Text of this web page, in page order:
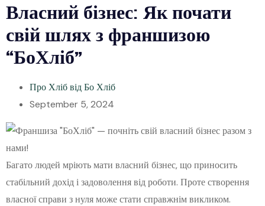
Власний бізнес: Як почати
свій шлях з франшизою
“БоХліб”
Про Хліб від Бо Хліб
September 5, 2024
Багато людей мріють мати власний бізнес, що приносить
стабільний дохід і задоволення від роботи. Проте створення
власної справи з нуля може стати справжнім викликом.